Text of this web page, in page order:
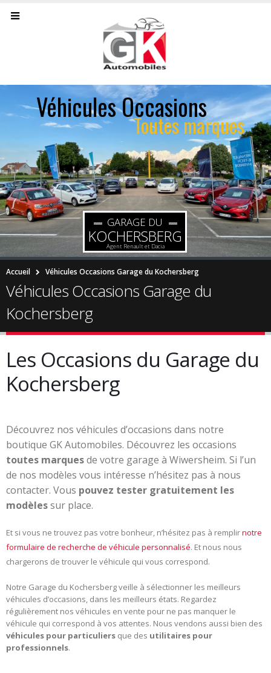
KOCHERSBERG
GARAGE DU
Agent Renault et Dacia
Toutes marques
Véhicules Occasions
Accueil Véhicules Occasions Garage du Kochersberg
Véhicules Occasions Garage du
Kochersberg
Les Occasions du Garage du
Kochersberg
Découvrez nos véhicules d’occasions dans notre
boutique GK Automobiles. Découvrez les occasions
toutes marquesde votre garage à Wiwersheim. Si l’un
de nos modèles vous intéresse n’hésitez pas à nous
contacter. Vous pouvez tester gratuitement les
modèlessur place.
Et si vous ne trouvez pas votre bonheur, n’hésitez pas à remplirnotre
formulaire de recherche de véhicule personnalisé. Et nous nous
chargerons de trouver le véhicule qui vous correspond.
Notre Garage du Kochersberg veille à sélectionner les meilleurs
véhicules d’occasions, dans les meilleurs états. Regardez
régulièrement nos véhicules en vente pour ne pas manquer le
véhicule qui correspond à vos attentes. Nous vendons aussi bien des
véhicules pour particuliers que des utilitaires pour
professionnels.